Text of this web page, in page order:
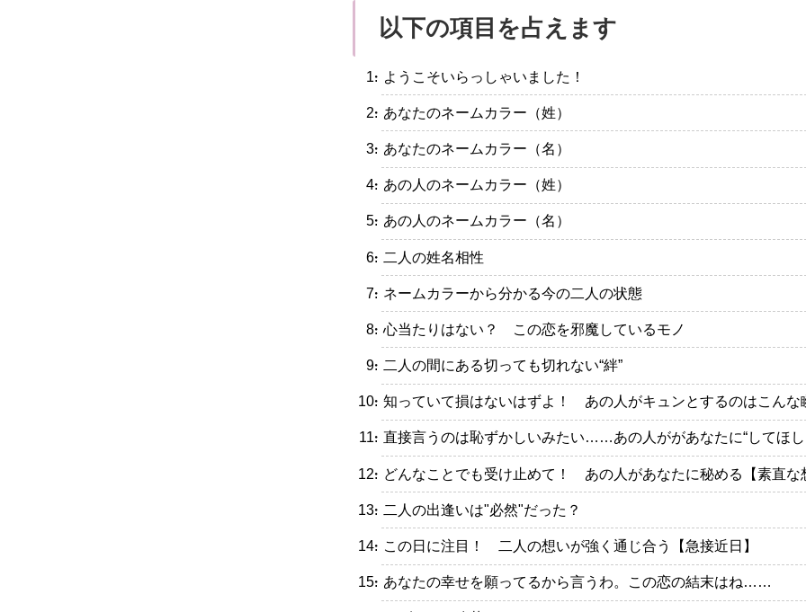
以下の項目を占えます
・ようこそいらっしゃいました！
・あなたのネームカラー（姓）
・あなたのネームカラー（名）
・あの人のネームカラー（姓）
・あの人のネームカラー（名）
・二人の姓名相性
・ネームカラーから分かる今の二人の状態
・心当たりはない？ この恋を邪魔しているモノ
・二人の間にある切っても切れない“絆”
・知っていて損はないはずよ！ あの人がキュンとするのはこんな
・直接言うのは恥ずかしいみたい……あの人ががあなたに“してほし
・どんなことでも受け止めて！ あの人があなたに秘める【素直な
・二人の出逢いは"必然"だった？
・この日に注目！ 二人の想いが強く通じ合う【急接近日】
・あなたの幸せを願ってるから言うわ。この恋の結末はね……